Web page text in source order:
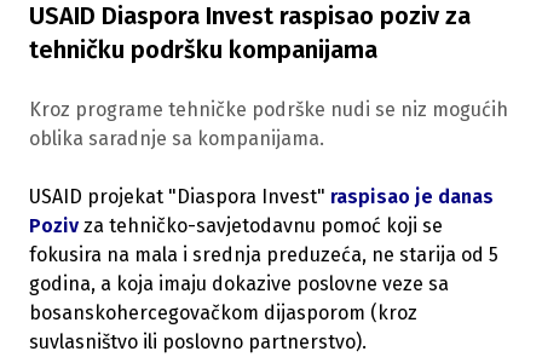
USAID Diaspora Invest raspisao poziv za
tehničku podršku kompanijama
Kroz programe tehničke podrške nudi se niz mogućih
oblika saradnje sa kompanijama.
USAID projekat "Diaspora Invest" raspisao je danas
Poziv za tehničko-savjetodavnu pomoć koji se
fokusira na mala i srednja preduzeća, ne starija od 5
godina, a koja imaju dokazive poslovne veze sa
bosanskohercegovačkom dijasporom (kroz
suvlasništvo ili poslovno partnerstvo).